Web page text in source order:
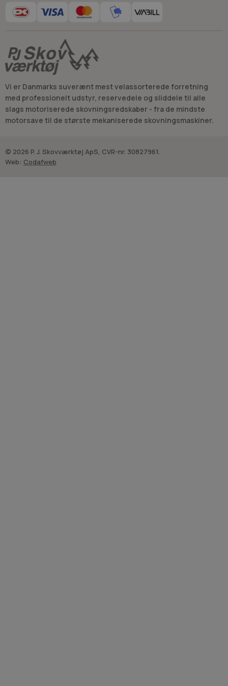
Vi er Danmarks suverænt mest velassorterede forretning
med professionelt udstyr, reservedele og sliddele til alle
slags motoriserede skovningsredskaber - fra de mindste
motorsave til de største mekaniserede skovningsmaskiner.
© 2026 P. J. Skovværktøj ApS, CVR-nr. 30827961.
Web: Codafweb